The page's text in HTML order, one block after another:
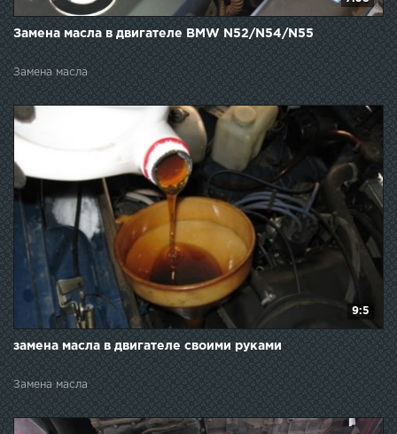
Замена масла в двигателе BMW N52/N54/N55
Замена масла
9:5
замена масла в двигателе своими руками
Замена масла